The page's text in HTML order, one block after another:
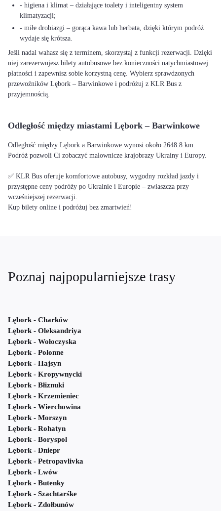
- higiena i klimat – działające toalety i inteligentny system
klimatyzacji;
- miłe drobiazgi – gorąca kawa lub herbata, dzięki którym podróż
wydaje się krótsza.
Jeśli nadal wahasz się z terminem, skorzystaj z funkcji rezerwacji. Dzięki
niej zarezerwujesz bilety autobusowe bez konieczności natychmiastowej
płatności i zapewnisz sobie korzystną cenę. Wybierz sprawdzonych
przewoźników Lębork – Barwinkowe i podróżuj z KLR Bus z
przyjemnością.
Odległość między miastami Lębork – Barwinkowe
Odległość między Lębork a Barwinkowe wynosi około 2648.8 km.
Podróż pozwoli Ci zobaczyć malownicze krajobrazy Ukrainy i Europy.
✅ KLR Bus oferuje komfortowe autobusy, wygodny rozkład jazdy i
przystępne ceny podróży po Ukrainie i Europie – zwłaszcza przy
wcześniejszej rezerwacji.
Kup bilety online i podróżuj bez zmartwień!
Poznaj najpopularniejsze trasy
Lębork - Charków
Lębork - Oleksandriya
Lębork - Wołoczyska
Lębork - Połonne
Lębork - Hajsyn
Lębork - Kropywnycki
Lębork - Błiznuki
Lębork - Krzemieniec
Lębork - Wierchowina
Lębork - Morszyn
Lębork - Rohatyn
Lębork - Boryspol
Lębork - Dniepr
Lębork - Petropavlivka
Lębork - Lwów
Lębork - Butenky
Lębork - Szachtarśke
Lębork - Zdołbunów